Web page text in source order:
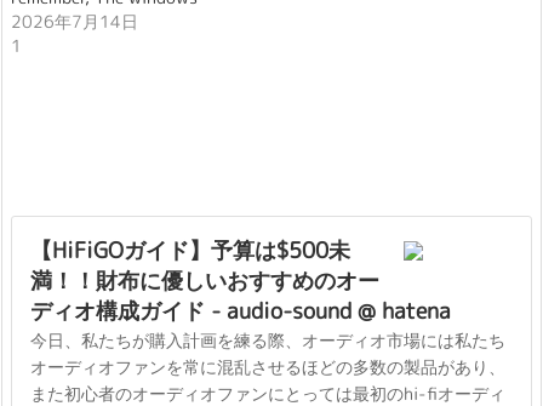
2026年7月14日
1
【HiFiGOガイド】予算は$500未
満！！財布に優しいおすすめのオー
ディオ構成ガイド - audio-sound @ hatena
今日、私たちが購入計画を練る際、オーディオ市場には私たち
オーディオファンを常に混乱させるほどの多数の製品があり、
また初心者のオーディオファンにとっては最初のhi-fiオーディ